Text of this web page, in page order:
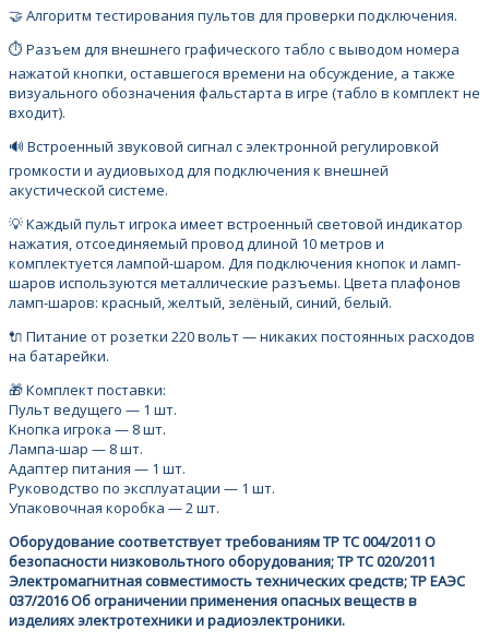
🤝 Алгоритм тестирования пультов для проверки подключения.
⏱️ Разъем для внешнего графического табло с выводом номера
нажатой кнопки, оставшегося времени на обсуждение, а также
визуального обозначения фальстарта в игре (табло в комплект не
входит).
🔊 Встроенный звуковой сигнал с электронной регулировкой
громкости и аудиовыход для подключения к внешней
акустической системе.
💡 Каждый пульт игрока имеет встроенный световой индикатор
нажатия, отсоединяемый провод длиной 10 метров и
комплектуется лампой-шаром. Для подключения кнопок и ламп-
шаров используются металлические разъемы. Цвета плафонов
ламп-шаров: красный, желтый, зелёный, синий, белый.
🔌 Питание от розетки 220 вольт — никаких постоянных расходов
на батарейки.
🎁 Комплект поставки:
Пульт ведущего — 1 шт.
Кнопка игрока — 8 шт.
Лампа-шар — 8 шт.
Адаптер питания — 1 шт.
Руководство по эксплуатации — 1 шт.
Упаковочная коробка — 2 шт.
Оборудование соответствует требованиям ТР ТС 004/2011 О
безопасности низковольтного оборудования; ТР ТС 020/2011
Электромагнитная совместимость технических средств; ТР ЕАЭС
037/2016 Об ограничении применения опасных веществ в
изделиях электротехники и радиоэлектроники.